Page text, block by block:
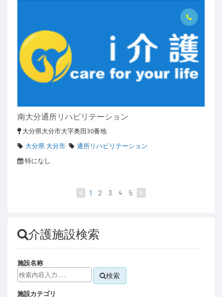
南大分通所リハビリテーション
大分県大分市大字奥田30番地
大分県 大分市
通所リハビリテーション
特になし
1 2 3 4 5
介護施設検索
施設名称
検索
施設カテゴリ